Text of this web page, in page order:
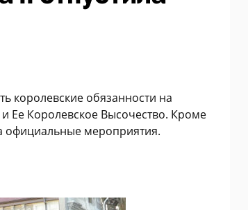
королевские обязанности на
Ее Королевское Высочество. Кроме
официальные мероприятия.